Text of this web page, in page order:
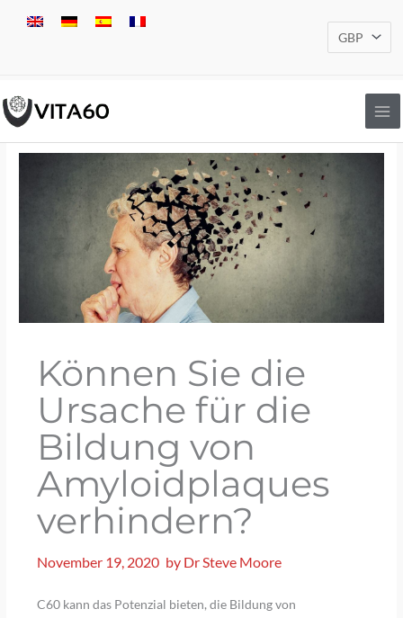
Inhalt
Können Sie die
Ursache für die
Bildung von
Amyloidplaques
verhindern?
November 19, 2020 by Dr Steve Moore
C60 kann das Potenzial bieten, die Bildung von